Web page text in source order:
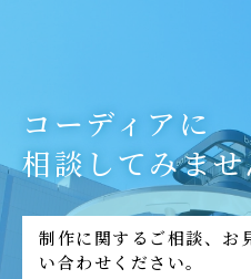
コーディアに
相談してみませ
制作に関するご相談、お
い合わせください。